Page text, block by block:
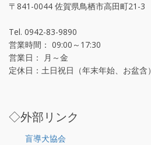
〒841-0044 佐賀県鳥栖市高田町21-3
Tel. 0942-83-9890
営業時間： 09:00～17:30
営業日： 月～金
定休日：土日祝日（年末年始、お盆含）
◇外部リンク
盲導犬協会